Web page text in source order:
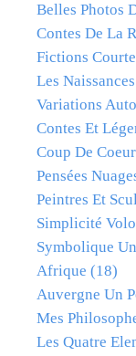
Belles Photos
Contes De La
Fictions
Les
Variations
Contes Et
Coup De
Pensées
Peintres Et
Simplicité
Symbolique
Afrique (18)
Auvergne Un
Mes
Les Quatre